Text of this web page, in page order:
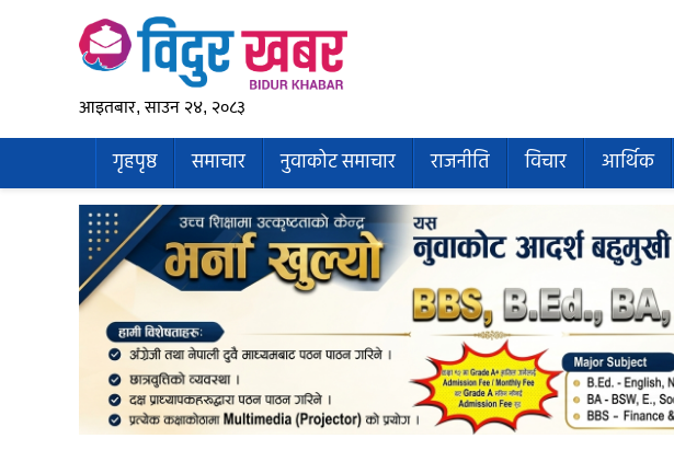
आइतबार, साउन २४, २०८३
गृहपृष्ठ समाचार नुवाकोट समाचार राजनीति विचार आर्थिक